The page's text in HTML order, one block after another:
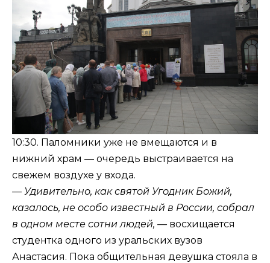
10:30. Паломники уже не вмещаются и в
нижний храм — очередь выстраивается на
свежем воздухе у входа.
— Удивительно, как святой Угодник Божий,
казалось, не особо известный в России, собрал
в одном месте сотни людей, — восхищается
студентка одного из уральских вузов
Анастасия. Пока общительная девушка стояла в